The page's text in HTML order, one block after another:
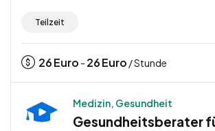
Teilzeit
26Euro - 26Euro / Stunde
Medizin, Gesundheit
Gesundheitsberater